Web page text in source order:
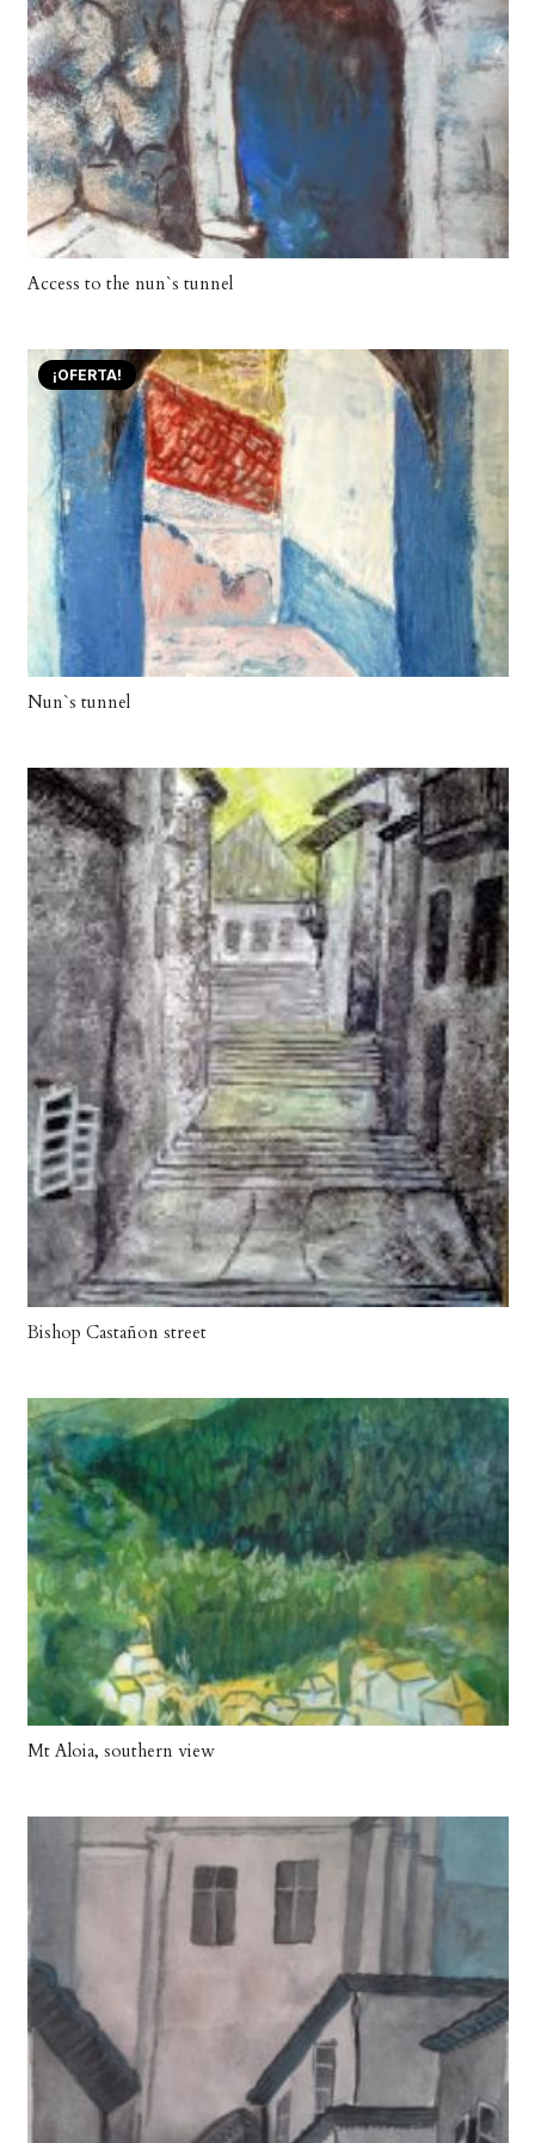
Access to the nun`s tunnel
¡OFERTA!
Nun`s tunnel
Bishop Castañon street
Mt Aloia, southern view